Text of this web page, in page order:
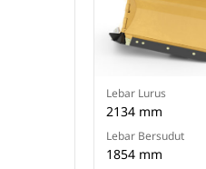
Lebar Lurus
2134 mm
Lebar Bersudut
1854 mm